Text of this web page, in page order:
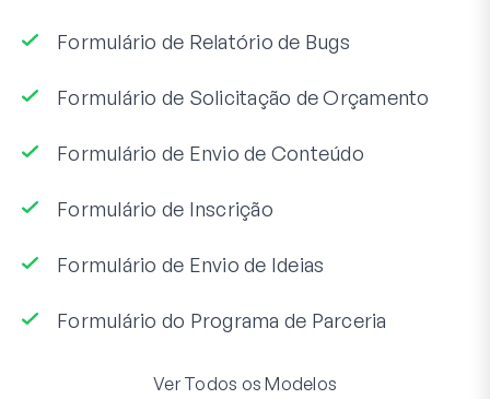
Formulário de Relatório de Bugs
Formulário de Solicitação de Orçamento
Formulário de Envio de Conteúdo
Formulário de Inscrição
Formulário de Envio de Ideias
Formulário do Programa de Parceria
Ver Todos os Modelos